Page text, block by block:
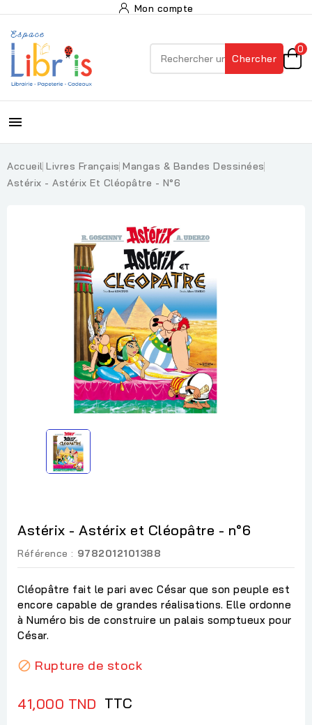
Mon compte
Chercher
0

Accueil Livres Français Mangas & Bandes Dessinées
Astérix - Astérix Et Cléopâtre - N°6
Astérix - Astérix et Cléopâtre - n°6
Référence : 9782012101388
Cléopâtre fait le pari avec César que son peuple est
encore capable de grandes réalisations. Elle ordonne
à Numéro bis de construire un palais somptueux pour
César.
 Rupture de stock
41,000 TND TTC